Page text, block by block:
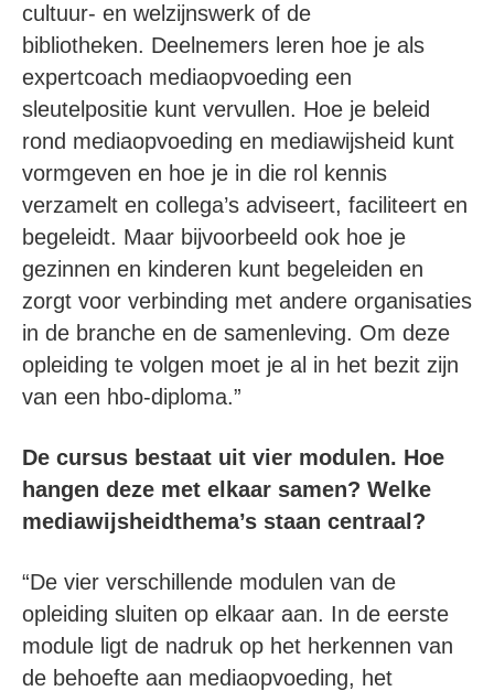
cultuur- en welzijnswerk of de
bibliotheken. Deelnemers leren hoe je als
expertcoach mediaopvoeding een
sleutelpositie kunt vervullen. Hoe je beleid
rond mediaopvoeding en mediawijsheid kunt
vormgeven en hoe je in die rol kennis
verzamelt en collega’s adviseert, faciliteert en
begeleidt. Maar bijvoorbeeld ook hoe je
gezinnen en kinderen kunt begeleiden en
zorgt voor verbinding met andere organisaties
in de branche en de samenleving. Om deze
opleiding te volgen moet je al in het bezit zijn
van een hbo-diploma.”
De cursus bestaat uit vier modulen. Hoe
hangen deze met elkaar samen? Welke
mediawijsheidthema’s staan centraal?
“De vier verschillende modulen van de
opleiding sluiten op elkaar aan. In de eerste
module ligt de nadruk op het herkennen van
de behoefte aan mediaopvoeding, het